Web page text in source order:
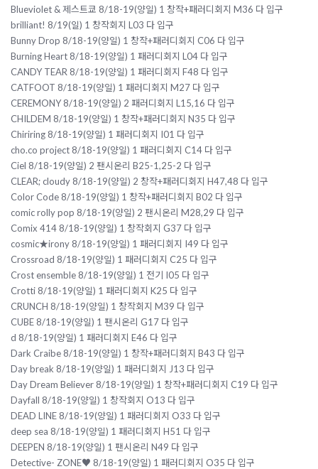
Blueviolet & 제스트쿄 8/18-19(양일) 1 창작+패러디회지 M36 다 입구
brilliant! 8/19(일) 1 창작회지 L03 다 입구
Bunny Drop 8/18-19(양일) 1 창작+패러디회지 C06 다 입구
Burning Heart 8/18-19(양일) 1 패러디회지 L04 다 입구
CANDY TEAR 8/18-19(양일) 1 패러디회지 F48 다 입구
CATFOOT 8/18-19(양일) 1 패러디회지 M27 다 입구
CEREMONY 8/18-19(양일) 2 패러디회지 L15,16 다 입구
CHILDEM 8/18-19(양일) 1 창작+패러디회지 N35 다 입구
Chiriring 8/18-19(양일) 1 패러디회지 I01 다 입구
cho.co project 8/18-19(양일) 1 패러디회지 C14 다 입구
Ciel 8/18-19(양일) 2 팬시온리 B25-1,25-2 다 입구
CLEAR; cloudy 8/18-19(양일) 2 창작+패러디회지 H47,48 다 입구
Color Code 8/18-19(양일) 1 창작+패러디회지 B02 다 입구
comic rolly pop 8/18-19(양일) 2 팬시온리 M28,29 다 입구
Comix 414 8/18-19(양일) 1 창작회지 G37 다 입구
cosmic★irony 8/18-19(양일) 1 패러디회지 I49 다 입구
Crossroad 8/18-19(양일) 1 패러디회지 C25 다 입구
Crost ensemble 8/18-19(양일) 1 전기 I05 다 입구
Crotti 8/18-19(양일) 1 패러디회지 K25 다 입구
CRUNCH 8/18-19(양일) 1 창작회지 M39 다 입구
CUBE 8/18-19(양일) 1 팬시온리 G17 다 입구
d 8/18-19(양일) 1 패러디회지 E46 다 입구
Dark Craibe 8/18-19(양일) 1 창작+패러디회지 B43 다 입구
Day break 8/18-19(양일) 1 패러디회지 J13 다 입구
Day Dream Believer 8/18-19(양일) 1 창작+패러디회지 C19 다 입구
Dayfall 8/18-19(양일) 1 창작회지 O13 다 입구
DEAD LINE 8/18-19(양일) 1 패러디회지 O33 다 입구
deep sea 8/18-19(양일) 1 패러디회지 H51 다 입구
DEEPEN 8/18-19(양일) 1 팬시온리 N49 다 입구
Detective- ZONE♥ 8/18-19(양일) 1 패러디회지 O35 다 입구